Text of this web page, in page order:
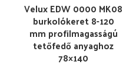
Velux EDW 0000 MK08
burkolókeret 8-120
mm profilmagasságú
tetőfedő anyaghoz
78×140